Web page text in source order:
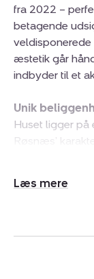
fra 2022 –
betagende
æstetik går
indbyder til et
Unik
Huset ligger
Røsnæs’
til
golfentusiaster